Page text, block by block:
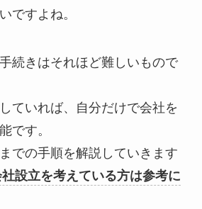
ですよね。
続きはそれほど難しいもので
ていれば、自分だけで会社を
です。
での手順を解説していきます
設立を考えている方は参考に